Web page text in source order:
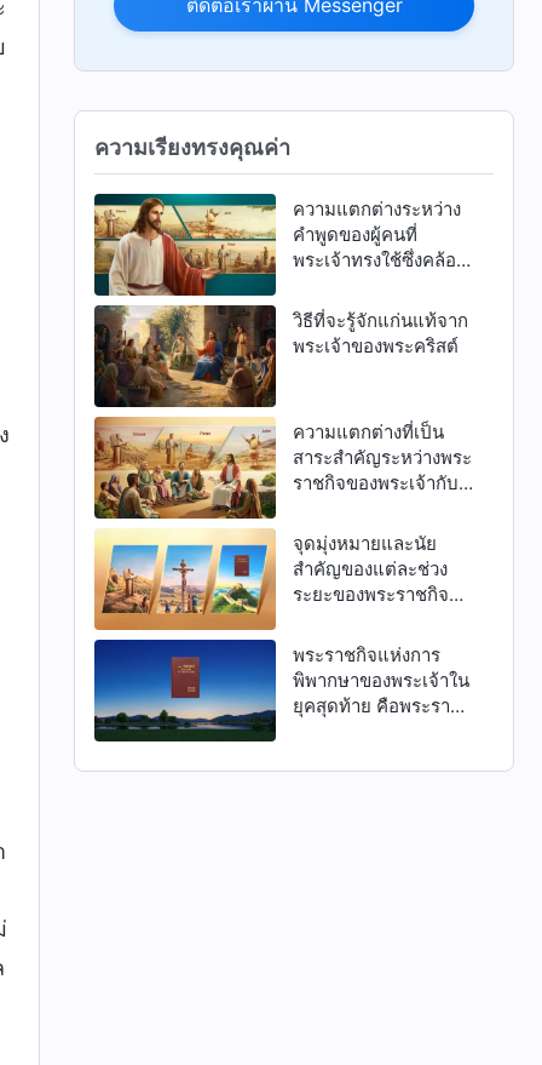
ความเรียงทรงคุณค่า
ความแตกต่างระหว่าง
คำพูดของผู้คนที่
พระเจ้าทรงใช้ซึ่งคล้อย
วจนะของพระเจ้า
พระองค์เอง
วิธีที่จะรู้จักแก่นแท้จาก
พระเจ้าของพระคริสต์
ความแตกต่างที่เป็น
สาระสำคัญระหว่างพระ
ราชกิจของพระเจ้ากับ
จุดมุ่งหมายและนัย
สำคัญของแต่ละช่วง
ระยะของพระราชกิจ
ระยะ
พระราชกิจแห่งการ
พิพากษาของพระเจ้าใน
ยุคสุดท้าย คือพระราช